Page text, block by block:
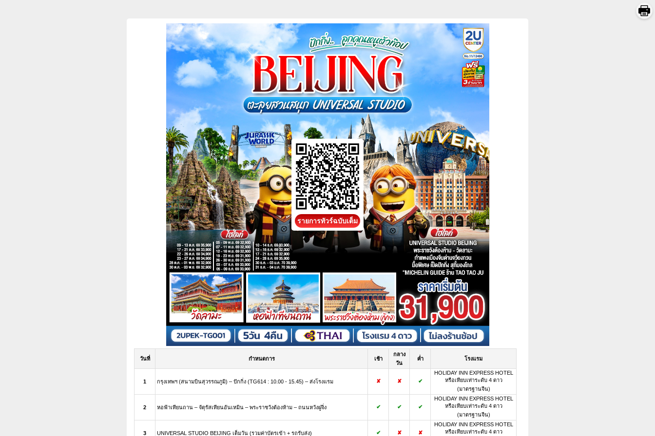
รายการทัวร์ฉบับเต็ม
วันที่ กำหนดการ เช้า
กลาง
วัน
ค่ำ โรงแรม
1 กรุงเทพฯ (สนามบินสุวรรณภูมิ) – ปักกิ่ง (TG614 : 10.00 - 15.45) – ส่งโรงแรม ✘ ✘ ✔
HOLIDAY INN EXPRESS HOTEL
หรือเทียบเท่าระดับ 4 ดาว
(มาตรฐานจีน)
2 หอฟ้าเทียนถาน – จัตุรัสเทียนอันเหมิน – พระราชวังต้องห้าม – ถนนหวังฝูจิ่ง ✔ ✔ ✔
HOLIDAY INN EXPRESS HOTEL
หรือเทียบเท่าระดับ 4 ดาว
(มาตรฐานจีน)
3 UNIVERSAL STUDIO BEIJING เต็มวัน (รวมค่าบัตรเข้า + รถรับส่ง) ✔ ✘ ✘
HOLIDAY INN EXPRESS HOTEL
หรือเทียบเท่าระดับ 4 ดาว